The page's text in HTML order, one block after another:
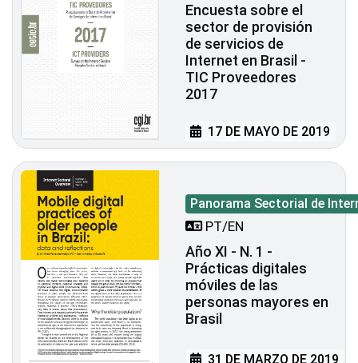
Encuesta sobre el
sector de provisión
de servicios de
Internet en Brasil -
TIC Proveedores
2017
17 DE MAYO DE 2019
Panorama Sectorial de
PT/EN
Año XI - N. 1 -
Prácticas digitales
móviles de las
personas mayores en
Brasil
31 DE MARZO DE 2019